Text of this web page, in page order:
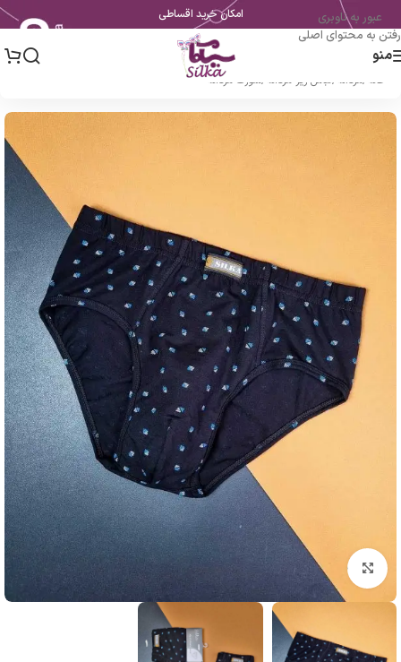
عبور به ناوبری
رفتن به محتوای اصلی
امکان خرید اقساطی
منو
خانه /مردانه /لباس زیر مردانه /شورت مردانه
بزرگنمایی تصویر